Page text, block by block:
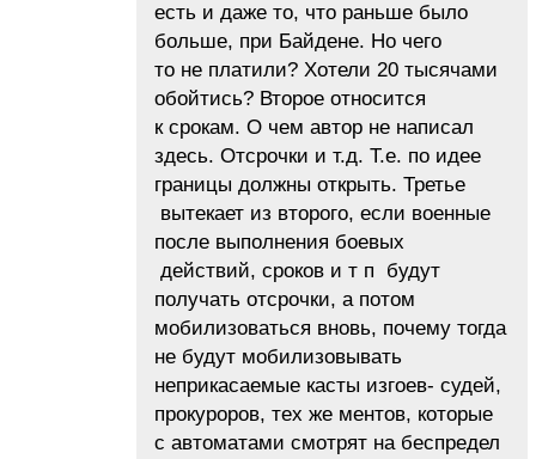
есть и даже то, что раньше было
больше, при Байдене. Но чего
то не платили? Хотели 20 тысячами
обойтись? Второе относится
к срокам. О чем автор не написал
здесь. Отсрочки и т.д. Т.е. по идее
границы должны открыть. Третье
вытекает из второго, если военные
после выполнения боевых
действий, сроков и т п будут
получать отсрочки, а потом
мобилизоваться вновь, почему тогда
не будут мобилизовывать
неприкасаемые касты изгоев- судей,
прокуроров, тех же ментов, которые
с автоматами смотрят на беспредел